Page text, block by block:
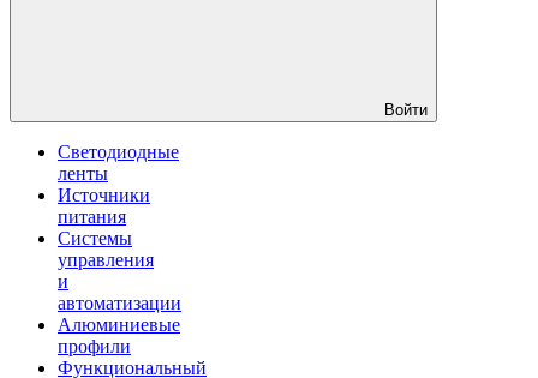
Войти
Светодиодные
ленты
Источники
питания
Системы
управления
и
автоматизации
Алюминиевые
профили
Функциональный